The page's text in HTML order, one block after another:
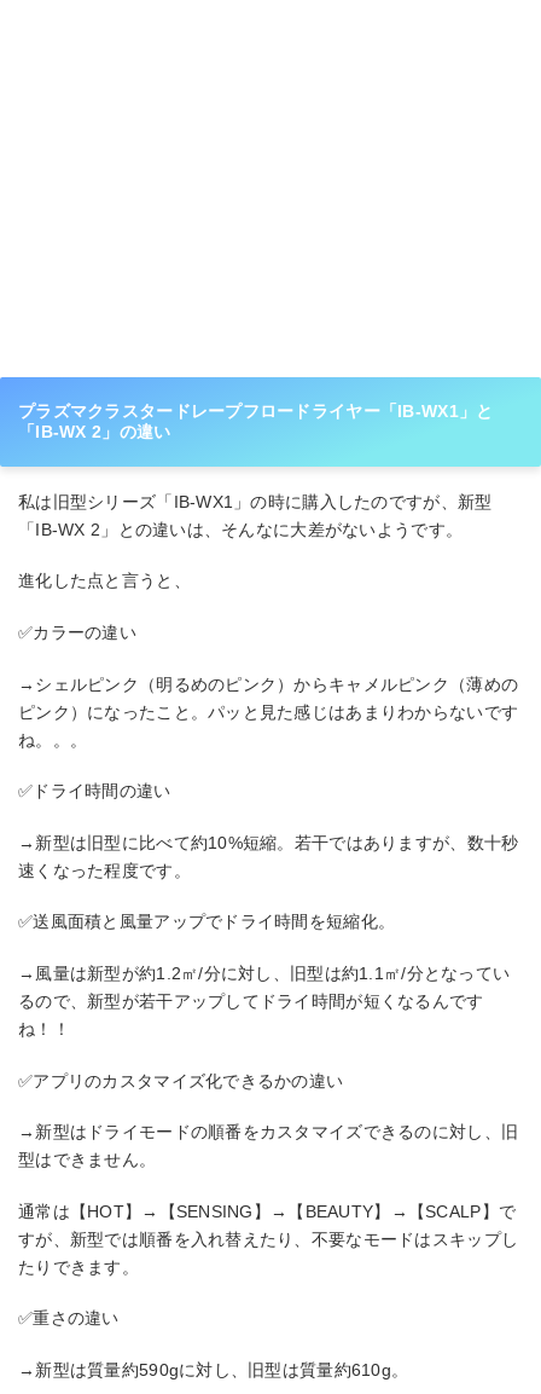
プラズマクラスタードレープフロードライヤー「IB-WX1」と
「IB-WX 2」の違い
私は旧型シリーズ「IB-WX1」の時に購入したのですが、新型
「IB-WX 2」との違いは、そんなに大差がないようです。
進化した点と言うと、
✅カラーの違い
→シェルピンク（明るめのピンク）からキャメルピンク（薄めの
ピンク）になったこと。パッと見た感じはあまりわからないです
ね。。。
✅ドライ時間の違い
→新型は旧型に比べて約10%短縮。若干ではありますが、数十秒
速くなった程度です。
✅送風面積と風量アップでドライ時間を短縮化。
→風量は新型が約1.2㎡/分に対し、旧型は約1.1㎡/分となってい
るので、新型が若干アップしてドライ時間が短くなるんです
ね！！
✅アプリのカスタマイズ化できるかの違い
→新型はドライモードの順番をカスタマイズできるのに対し、旧
型はできません。
通常は【HOT】→【SENSING】→【BEAUTY】→【SCALP】で
すが、新型では順番を入れ替えたり、不要なモードはスキップし
たりできます。
✅重さの違い
→新型は質量約590gに対し、旧型は質量約610g。